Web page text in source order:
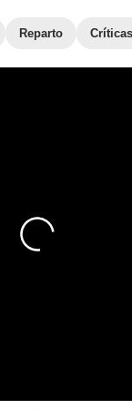
Reparto